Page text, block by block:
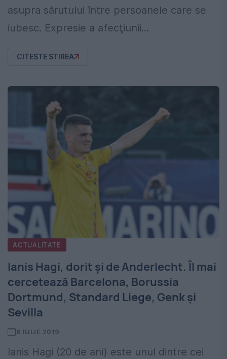
asupra sărutului între persoanele care se
iubesc. Expresie a afecţiunii...
CITESTE STIREA
ACTUALITATE
Ianis Hagi, dorit și de Anderlecht. Îl mai
cercetează Barcelona, Borussia
Dortmund, Standard Liege, Genk şi
Sevilla
6 IULIE 2019
Ianis Hagi (20 de ani) este unul dintre cei